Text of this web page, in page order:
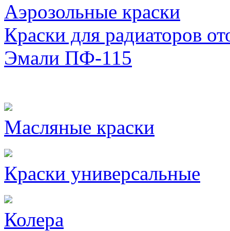
Аэрозольные краски
Краски для радиаторов
Эмали ПФ-115
Масляные краски
Краски универсальные
Колера